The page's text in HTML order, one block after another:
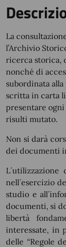
La
l’Archivio
ricerca storica,
nonché di
subordinata
scritta in carta
presentare
risulti mutato.
Non si darà
dei documenti
nell´esercizio
studio e
documenti, si
libertà
interessate, in
delle “Regole